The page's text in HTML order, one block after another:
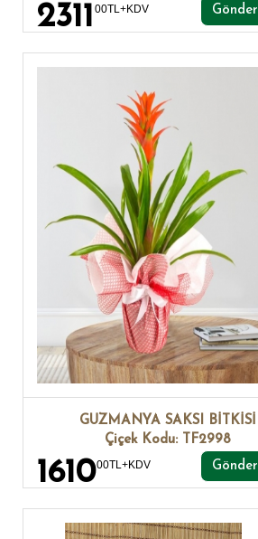
2311 00TL+KDV Gönder
GUZMANYA SAKSI BİTKİSİ
Çiçek Kodu: TF2998
161000TL+KDV Gönder